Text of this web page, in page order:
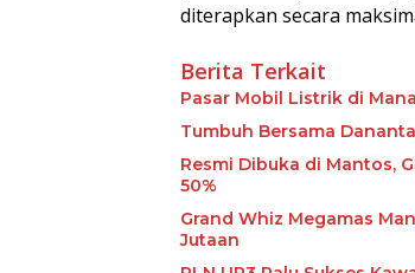
diterapkan secara
Berita Terkait
Pasar Mobil Listrik di
Tumbuh Bersama
Resmi Dibuka di Mantos,
50%
Grand Whiz Megamas
Jutaan